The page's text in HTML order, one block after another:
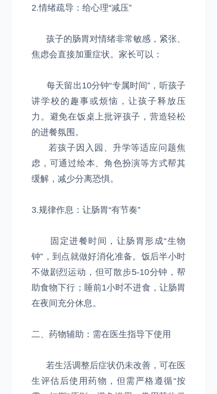
2.情绪疏导：给心理“减压”
孩子的肠胃对情绪非常敏感，紧张、
焦虑会直接加重症状。家长可以：
每天留出10分钟“专属时间”，听孩子
讲学校的趣事或烦恼，让孩子释放压
力。避免在饭桌上批评孩子，营造轻松
的进餐氛围。
若孩子因入园、升学等适应问题焦
虑，可通过绘本、角色扮演等方式帮其
缓解，减少分离恐惧。
3.规律作息：让肠胃“有节奏”
固定进餐时间，让肠胃形成“生物
钟”，到点就做好消化准备。饭后半小时
不做剧烈运动，但可散步5-10分钟，帮
助食物下行；睡前1小时不进食，让肠胃
在夜间充分休息。
二、药物辅助：需在医生指导下使用
若生活调整后症状仍未改善，可在医
生评估后使用药物，但需严格遵循“按